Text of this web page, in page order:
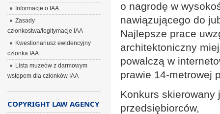
o nagrodę w
nawiązującego do
Najlepsze prace
architektoniczny
powalczą w
prawie 14-metrowej
Konkurs skierowany
przedsiębiorców,
Informacje o IAA
Zasady
członkostwa/legitymacje IAA
Kwestionariusz ewidencyjny
członka IAA
Lista muzeów z darmowym
wstępem dla członków IAA
COPYRIGHT LAW AGENCY